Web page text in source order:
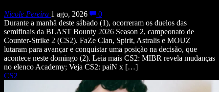
Nicole Pereira 1 ago, 2026
0
Durante a manhã deste sábado (1), ocorreram os duelos das
semifinais da BLAST Bounty 2026 Season 2, campeonato de
Counter-Strike 2 (CS2). FaZe Clan, Spirit, Astralis e MOUZ
lutaram para avançar e conquistar uma posição na decisão, que
acontece neste domingo (2). Leia mais CS2: MIBR revela mudanças
no elenco Academy; Veja CS2: paiN x […]
CS2